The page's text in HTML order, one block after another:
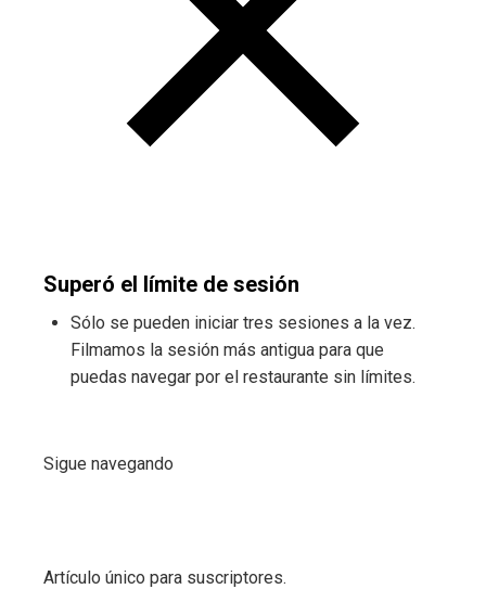
Superó el límite de sesión
Sólo se pueden iniciar tres sesiones a la vez.
Filmamos la sesión más antigua para que
puedas navegar por el restaurante sin límites.
Sigue navegando
Artículo único para suscriptores.